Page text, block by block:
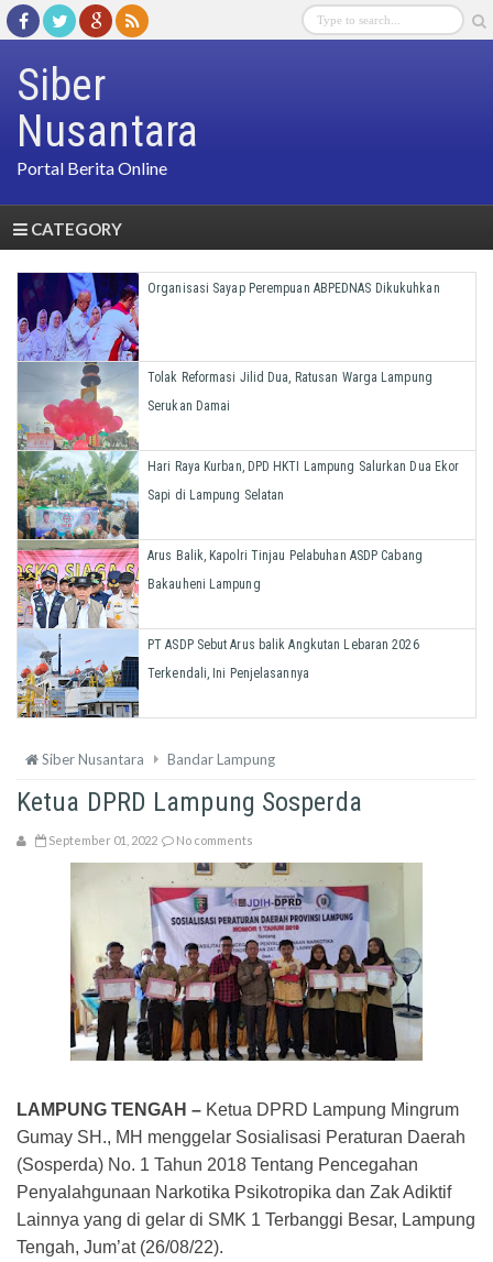
Siber
Nusantara
Portal Berita Online
CATEGORY
Organisasi Sayap Perempuan ABPEDNAS Dikukuhkan
Tolak Reformasi Jilid Dua, Ratusan Warga Lampung
Serukan Damai
Hari Raya Kurban, DPD HKTI Lampung Salurkan Dua Ekor
Sapi di Lampung Selatan
Arus Balik, Kapolri Tinjau Pelabuhan ASDP Cabang
Bakauheni Lampung
PT ASDP Sebut Arus balik Angkutan Lebaran 2026
Terkendali, Ini Penjelasannya
Siber Nusantara Bandar Lampung
Ketua DPRD Lampung Sosperda
September 01, 2022 No comments
LAMPUNG TENGAH – Ketua DPRD Lampung Mingrum
Gumay SH., MH menggelar Sosialisasi Peraturan Daerah
(Sosperda) No. 1 Tahun 2018 Tentang Pencegahan
Penyalahgunaan Narkotika Psikotropika dan Zak Adiktif
Lainnya yang di gelar di SMK 1 Terbanggi Besar, Lampung
Tengah, Jum’at (26/08/22).